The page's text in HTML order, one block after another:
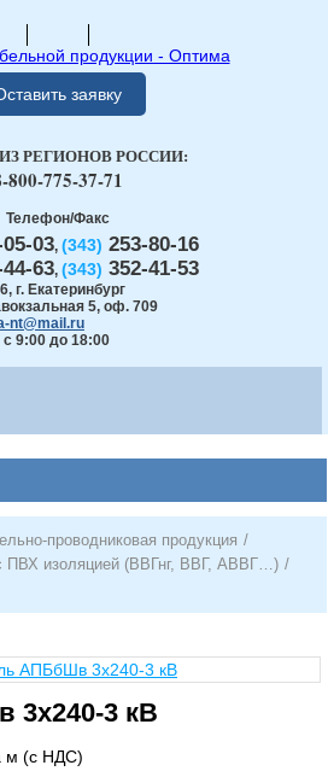
заявку
Телефон/Факс
03, (343) 253-80-16
63, (343) 352-41-53
, г. Екатеринбург
5, оф. 709
nt@mail.ru
с 9:00 до 18:00
РЕГИОНОВ РОССИИ:
800-775-37-71
проводниковая продукция /
ПВХ изоляцией (ВВГнг, ВВГ, АВВГ…) /
3 кВ
м (с НДС)